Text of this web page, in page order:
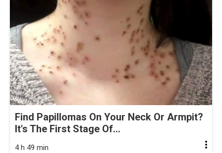
Find Papillomas On Your Neck Or Armpit?
It's The First Stage Of...
4 h 49 min